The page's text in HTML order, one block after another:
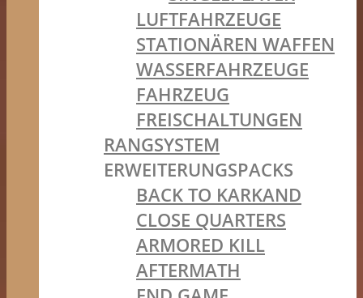
LUFTFAHRZEUGE
STATIONÄREN WAFFEN
WASSERFAHRZEUGE
FAHRZEUG
FREISCHALTUNGEN
RANGSYSTEM
ERWEITERUNGSPACKS
BACK TO KARKAND
CLOSE QUARTERS
ARMORED KILL
AFTERMATH